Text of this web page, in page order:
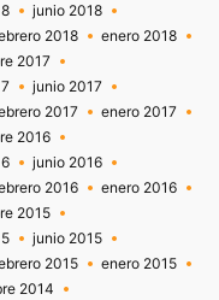
junio 2018
2018
enero 2018
2017
junio 2017
2017
enero 2017
2016
junio 2016
2016
enero 2016
2015
junio 2015
2015
enero 2015
2014